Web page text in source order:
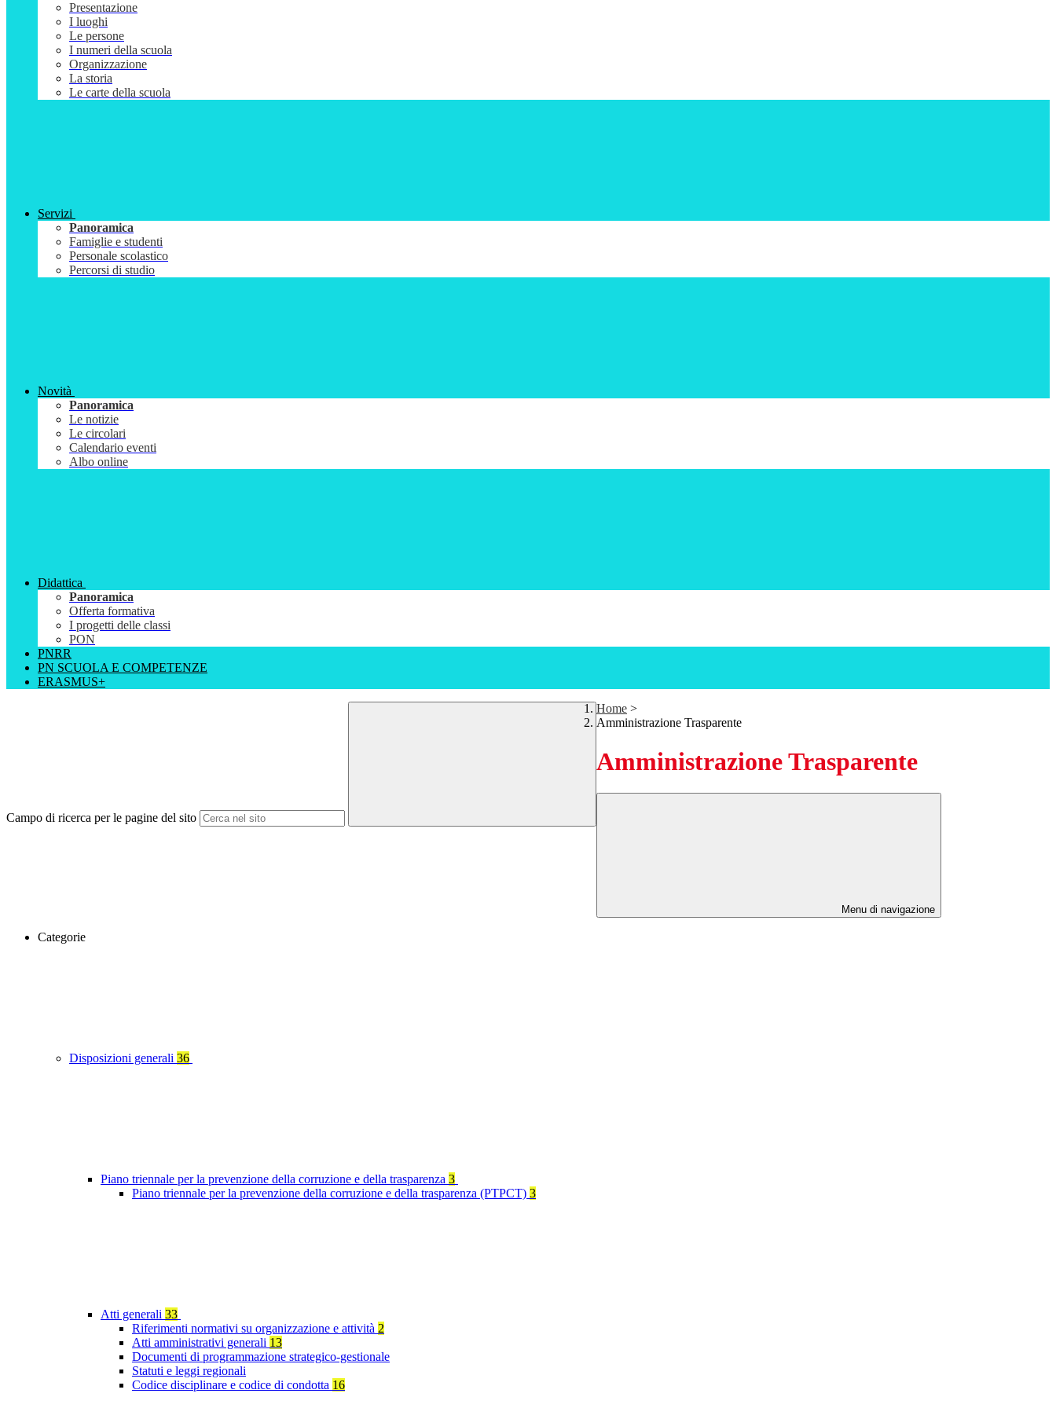
Presentazione
I luoghi
Le persone
I numeri della scuola
Organizzazione
La storia
Le carte della scuola
Servizi
Panoramica
Famiglie e studenti
Personale scolastico
Percorsi di studio
Novità
Panoramica
Le notizie
Le circolari
Calendario eventi
Albo online
Didattica
Panoramica
Offerta formativa
I progetti delle classi
PON
PNRR
PN SCUOLA E COMPETENZE
ERASMUS+
Campo di ricerca per le pagine del sito
Home >
Amministrazione Trasparente
Amministrazione Trasparente
Menu di navigazione
Categorie
Disposizioni generali 36
Piano triennale per la prevenzione della corruzione e della trasparenza 3
Piano triennale per la prevenzione della corruzione e della trasparenza (PTPCT) 3
Atti generali 33
Riferimenti normativi su organizzazione e attività 2
Atti amministrativi generali 13
Documenti di programmazione strategico-gestionale
Statuti e leggi regionali
Codice disciplinare e codice di condotta 16